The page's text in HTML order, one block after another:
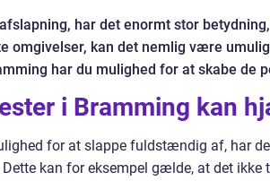
har det enormt stor
omgivelser, kan det nemlig være
har du mulighed for at skabe de
i Bramming kan
for at slappe fuldstændig af, har
kan for eksempel gælde, at det